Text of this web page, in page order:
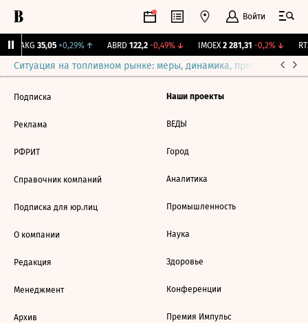
Войти
YAKG 35,05 +0,29%↑ ABRD 122,2 -0,49%↓ IMOEX 2 281,31 -0,2%↓
Ситуация на топливном рынке: меры, динамика, прогнозы
Подписка
Реклама
РФРИТ
Справочник компаний
Подписка для юр.лиц
О компании
Редакция
Менеджмент
Архив
Наши проекты
ВЕДЫ
Город
Аналитика
Промышленность
Наука
Здоровье
Конференции
Премия Импульс